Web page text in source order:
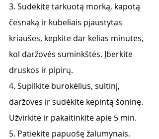
3. Sudėkite tarkuotą morką, kapotą
česnaką ir kubeliais pjaustytas
kriaušes, kepkite dar kelias minutes,
kol daržovės suminkštės. Įberkite
druskos ir pipirų.
4. Supilkite burokėlius, sultinį,
daržoves ir sudėkite kepintą šoninę.
Užvirkite ir pakaitinkite apie 5 min.
5. Patiekite papuošę žalumynais.